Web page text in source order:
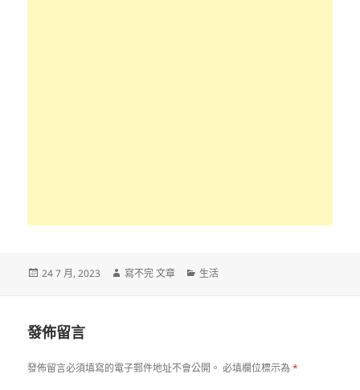
發
24 7 月, 2023
作
寫不完 文章
分
生活
發佈留言
發佈留言必須填寫的電子郵件地址不會公開。 必填欄位標示為*